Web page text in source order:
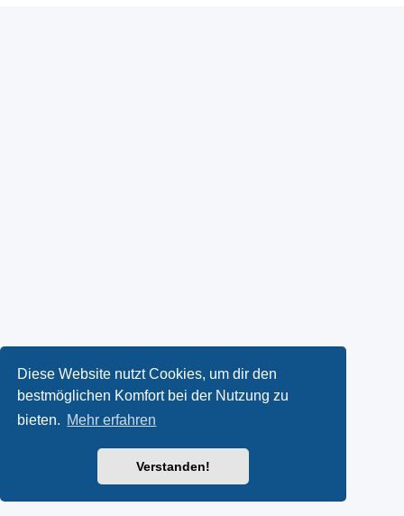
Diese Website nutzt Cookies, um dir den
bestmöglichen Komfort bei der Nutzung zu
bieten. Mehr erfahren
Verstanden!